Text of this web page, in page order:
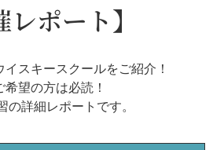
レポート】
スキースクールをご紹介！
希望の方は必読！
の詳細レポートです。